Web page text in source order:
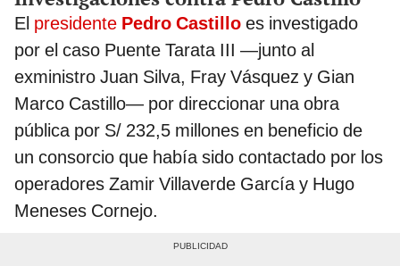
El presidente Pedro Castillo es investigado
por el caso Puente Tarata III —junto al
exministro Juan Silva, Fray Vásquez y Gian
Marco Castillo— por direccionar una obra
pública por S/ 232,5 millones en beneficio de
un consorcio que había sido contactado por los
operadores Zamir Villaverde García y Hugo
Meneses Cornejo.